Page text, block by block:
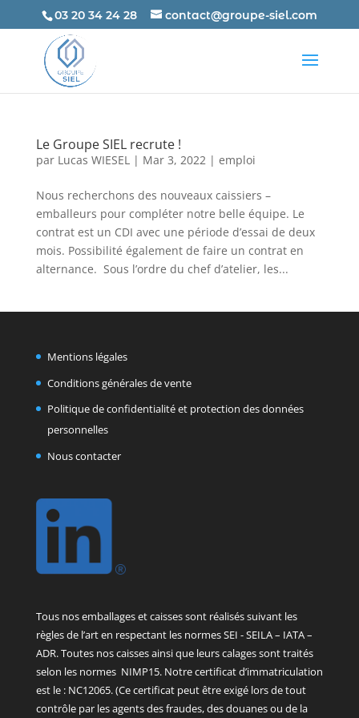
03 20 34 24 28 contact@groupe-siel.com
Le Groupe SIEL recrute !
par Lucas WIESEL| Mar 3, 2022| emploi
Nous recherchons des nouveaux caissiers –
emballeurs pour compléter notre belle équipe. Le
contrat est un CDI avec une période d’essai de deux
mois. Possibilité également de faire un contrat en
alternance. Sous l’ordre du chef d’atelier, les...
Mentions légales
Conditions générales de vente
Politique de confidentialité et protection des données
personnelles
Nous contacter
Tous nos emballages et caisses sont réalisés suivant les
règles de l’art en respectant les normes SEI - SEILA – IATA –
ADR. Toutes nos caisses ainsi que leurs calages sont traités
selon les normes NIMP15. Notre certificat d’immatriculation
est le : NC12065. (Ce certificat peut être exigé lors de tout
contrôle par les agents des fraudes, des douanes ou de la